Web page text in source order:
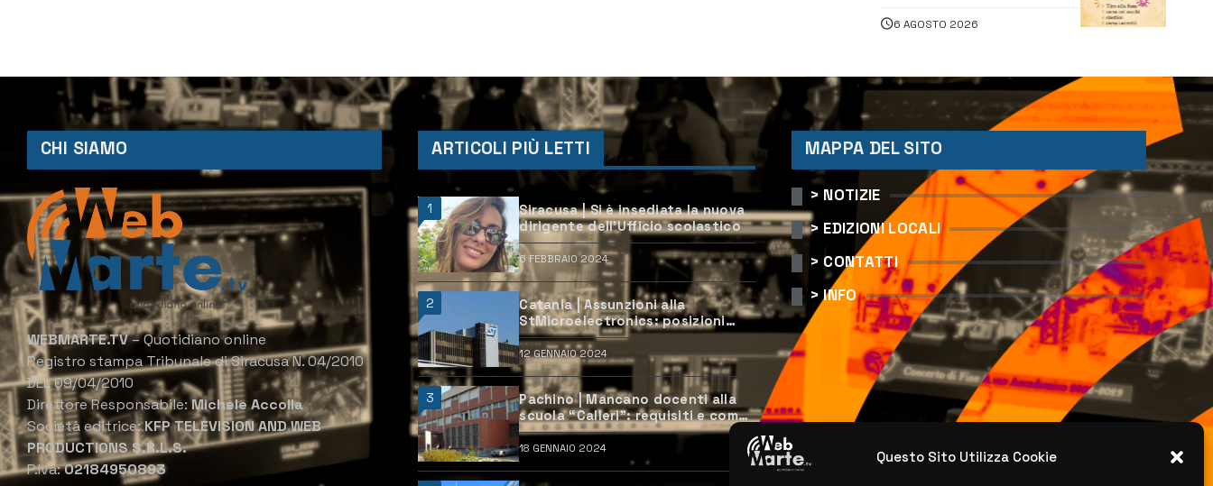
Questo Sito Utilizza Cookie
styling e giochi
6 AGOSTO 2026
CHI SIAMO
WEBMARTE.TV– Quotidiano online
Registro stampa Tribunale di Siracusa N. 04/2010
DEL 09/04/2010
Direttore Responsabile:Michele Accolla
Società editrice:KFP TELEVISION AND WEB
PRODUCTIONS S.R.L.S.
P.Iva:02184950893
ARTICOLI PIÙ LETTI
1
Siracusa | Si è insediata la nuova
dirigente dell’Ufficio scolastico
6 FEBBRAIO 2024
2
Catania | Assunzioni alla
StMicroelectronics: posizioni
aperte e come candidarsi
12 GENNAIO 2024
3
Pachino | Mancano docenti alla
scuola “Calleri”: requisiti e come
candidarsi
18 GENNAIO 2024
MAPPA DEL SITO
> NOTIZIE
> EDIZIONI LOCALI
> CONTATTI
> INFO